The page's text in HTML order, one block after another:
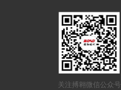
关注搏翱微信公众号